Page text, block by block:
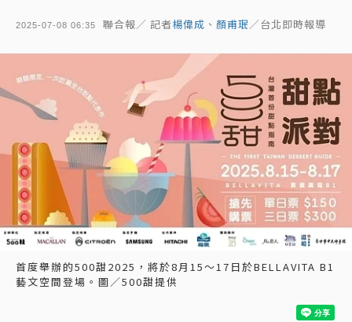
2025-07-08 06:35 聯合報／ 記者楊偉成 、 顏甫珉／台北即時報導
首度舉辦的500甜2025，將於8月15～17日於BELLAVITA B1
藝文空間登場。圖／500甜提供